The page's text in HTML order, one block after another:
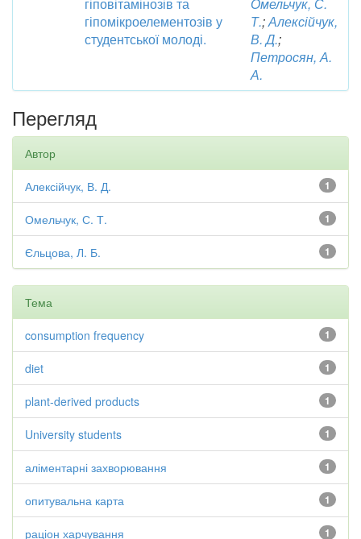
гіповітамінозів та
гіпомікроелементозів у
студентської молоді.
Омельчук, С.
Т.;Алексійчук,
В. Д.;
Петросян, А.
А.
Перегляд
Автор
1
Алексійчук, В. Д.
1
Омельчук, С. Т.
1
Єльцова, Л. Б.
Тема
1
consumption frequency
1
diet
1
plant-derived products
1
University students
1
аліментарні захворювання
1
опитувальна карта
1
раціон харчування